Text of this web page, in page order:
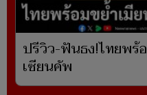
ปรีวิว-ฟันธง!ไทยพร้
เซียนคัพ